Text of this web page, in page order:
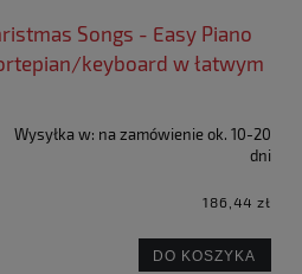
Songs - Easy Piano
keyboard w łatwym
Wysyłka w: na zamówienie ok. 10-20
dni
186,44 zł
DO KOSZYKA